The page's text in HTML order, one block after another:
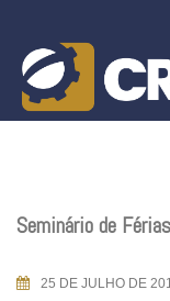
content
Seminário de
25 DE JULHO DE